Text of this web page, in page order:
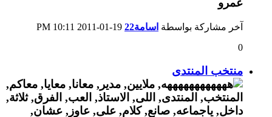
آخر مشاركة بواسطة اسامة22
10:11 PM
0
منتخب المنتدى